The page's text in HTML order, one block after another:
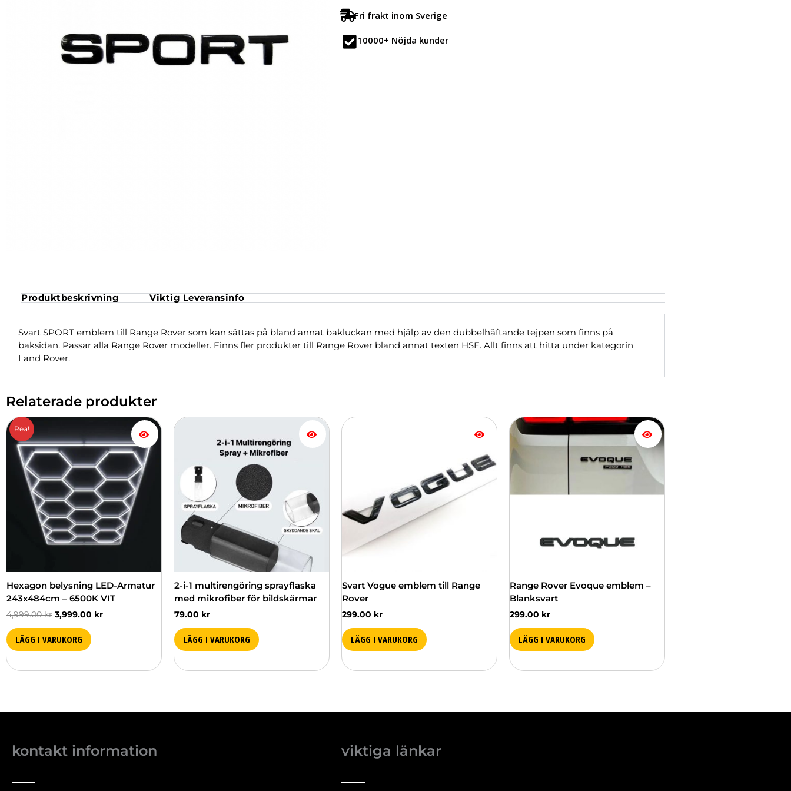
Fri frakt inom Sverige
10000+ Nöjda kunder
Produktbeskrivning Viktig Leveransinfo
Svart SPORT emblem till Range Rover som kan sättas på bland annat bakluckan med hjälp av den dubbelhäftande tejpen som finns på
baksidan. Passar alla Range Rover modeller. Finns fler produkter till Range Rover bland annat texten HSE. Allt finns att hitta under kategorin
Land Rover.
Relaterade produkter
Rea!
Hexagon belysning LED-Armatur
243x484cm – 6500K VIT
4,999.00kr
priset
var:
4,999.00 kr.
3,999.00 kr
nuvarande
priset
är:
3,999.00 kr.
LÄGG I VARUKORG
2-i-1 multirengöring sprayflaska
med mikrofiber för bildskärmar
79.00 kr
LÄGG I VARUKORG
Svart Vogue emblem till Range
Rover
299.00 kr
LÄGG I VARUKORG
Range Rover Evoque emblem –
Blanksvart
299.00 kr
LÄGG I VARUKORG
kontakt information viktiga länkar